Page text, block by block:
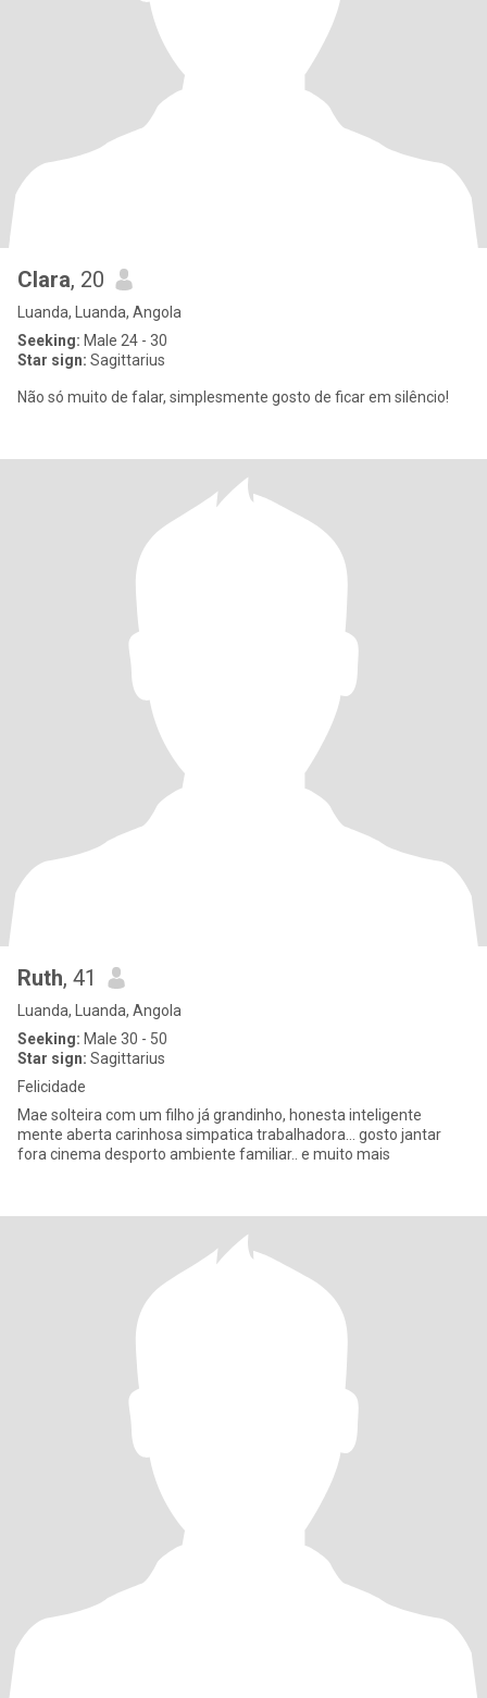
Clara, 20
Luanda, Luanda, Angola
Seeking: Male 24 - 30
Star sign: Sagittarius
Não só muito de falar, simplesmente gosto de ficar em silêncio!
Ruth, 41
Luanda, Luanda, Angola
Seeking: Male 30 - 50
Star sign: Sagittarius
Felicidade
Mae solteira com um filho já grandinho, honesta inteligente
mente aberta carinhosa simpatica trabalhadora... gosto jantar
fora cinema desporto ambiente familiar.. e muito mais